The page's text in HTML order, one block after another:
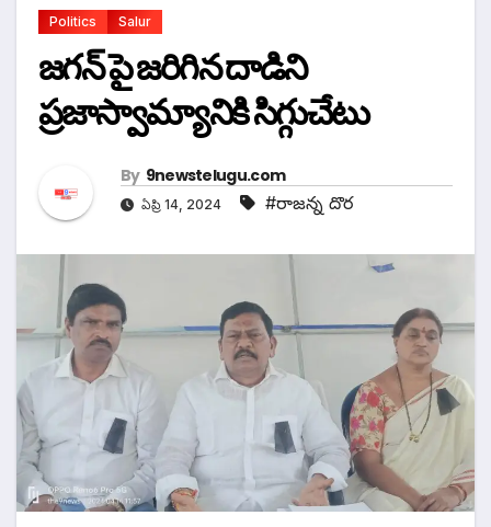
Politics Salur
జగన్ పై జరిగిన దాడిని
ప్రజాస్వామ్యానికి సిగ్గుచేటు
By 9newstelugu.com
ఏప్రి 14, 2024 #రాజన్న దొర